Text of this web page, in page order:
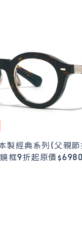
製經典系列(父親節
框9折起原價